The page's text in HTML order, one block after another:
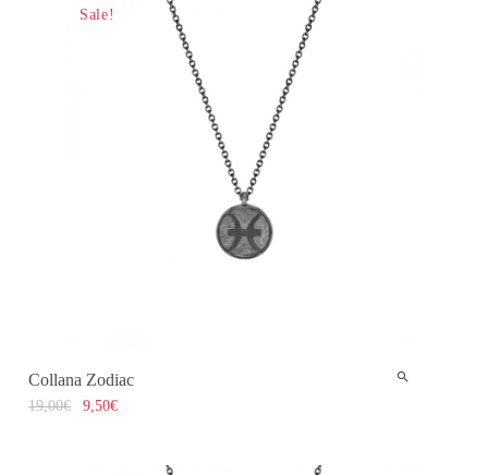
Sale!
Collana Zodiac
19,00€ 9,50€